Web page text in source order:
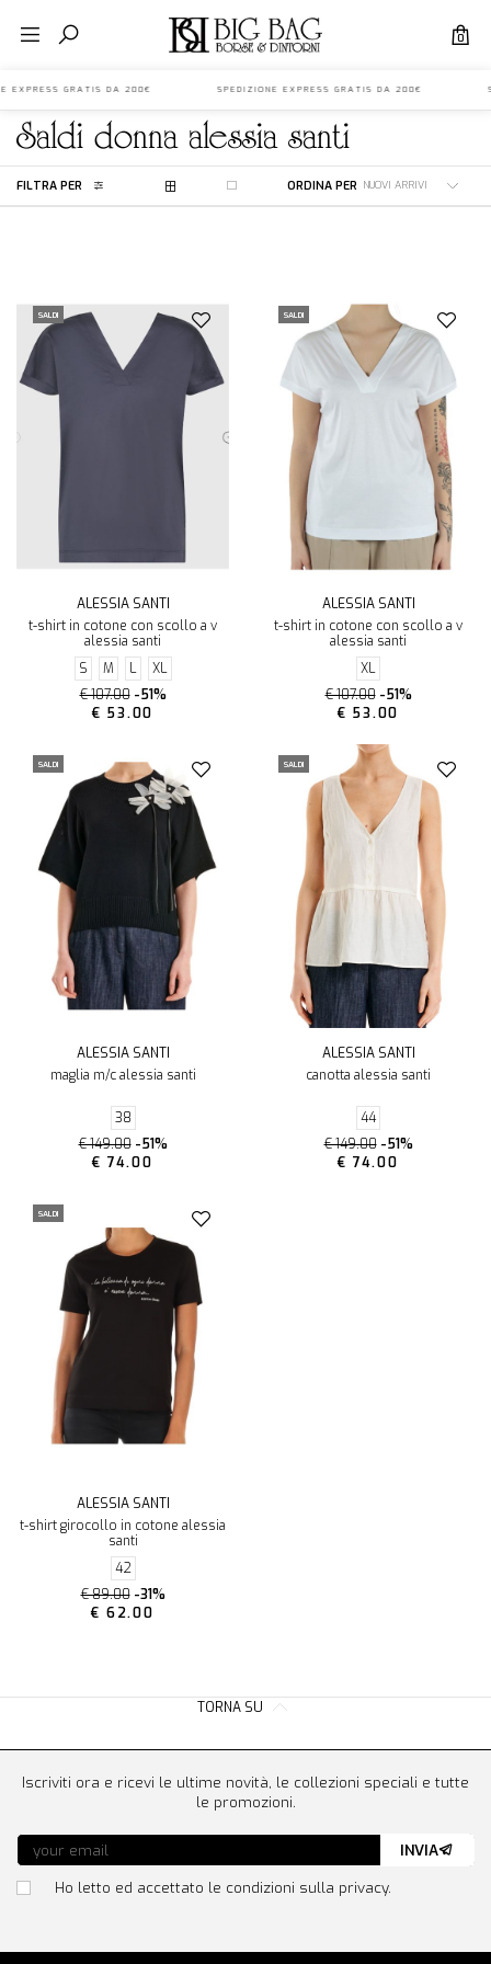
0
EXPRESS GRATIS DA 200€ SPEDIZIONE EXPRESS GRATIS DA 200€
saldi donnaalessia santi
FILTRA PER ORDINA PER
SALDI
ALESSIA SANTI
t-shirt in cotone con scollo a v
alessia santi
S
M L
XL
€ 107.00 -51%
€ 53.00
SALDI
ALESSIA SANTI
t-shirt in cotone con scollo a v
alessia santi
XL
€ 107.00 -51%
€ 53.00
SALDI
ALESSIA SANTI
maglia m/c alessia santi
38
€ 149.00 -51%
€ 74.00
SALDI
ALESSIA SANTI
canotta alessia santi
44
€ 149.00 -51%
€ 74.00
SALDI
ALESSIA SANTI
t-shirt girocollo in cotone alessia
santi
42
€ 89.00 -31%
€ 62.00
TORNA SU
Iscriviti ora e ricevi le ultime novità, le collezioni speciali e tutte
le promozioni.
Ho letto ed accettato le condizioni sulla privacy.
INVIA